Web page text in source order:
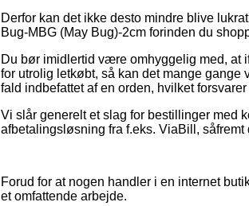
Derfor kan det ikke desto mindre blive
Bug-MBG (May Bug)-2cm forinden du
Du bør imidlertid være omhyggelig med, at
for utrolig letkøbt, så kan det mange
fald indbefattet af en orden, hvilket
Vi slår generelt et slag for bestillinger med
afbetalingsløsning fra f.eks. ViaBill,
Forud for at nogen handler i en internet
et omfattende arbejde.